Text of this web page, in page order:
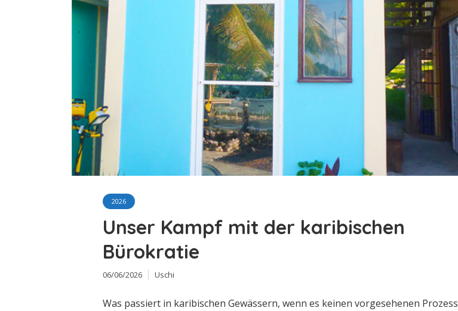
2026
Unser Kampf mit der karibischen
Bürokratie
06/06/2026 Uschi
Was passiert in karibischen Gewässern, wenn es keinen vorgesehenen Prozess